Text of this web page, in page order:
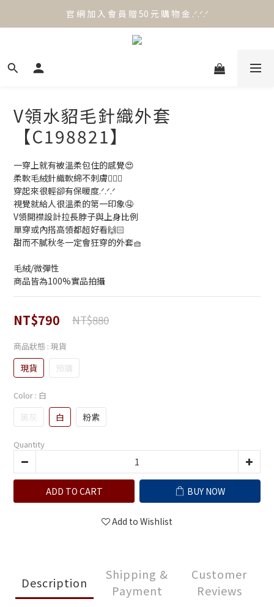
官 網 加 入 會 員 贈 50 元 購 物 金 .ᐟ.ᐟ.ᐟ
官 網 加 入 會 員 贈 50 元 購 物 金 .ᐟ.ᐟ.ᐟ
⟡.·*. 滿 NT.1000 免 運 費 ꔛ♡
V領水貂毛針織外套
【C198821】
一穿上就有被溫柔包住的感覺😍
柔軟毛絨針織軟綿不刺膚🙆🏻‍♀️
穿起來很輕卻有保暖度.ᐟ.ᐟ.ᐟ
視覺就給人很溫柔的第一印象🤤
V領開襟設計拉長脖子與上身比例
單穿或內搭高領都超好看🙌🏻
甜而不膩秋冬一定會狂穿的外套🧺
毛絨/微彈性
商品皆為100%實品拍攝
NT$790 NT$880
商品狀態 : 現貨
現貨 預購
Color : 白
黑灰 白 粉紫
Quantity
ADD TO CART BUY NOW
Add to Wishlist
Description
Shipping &
Payment
Customer
Reviews